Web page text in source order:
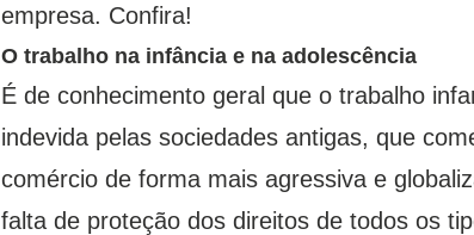
empresa. Confira!
O trabalho na infância e na adolescência
É de conhecimento geral que o trabalho
indevida pelas sociedades antigas, que
comércio de forma mais agressiva e
falta de proteção dos direitos de todos os